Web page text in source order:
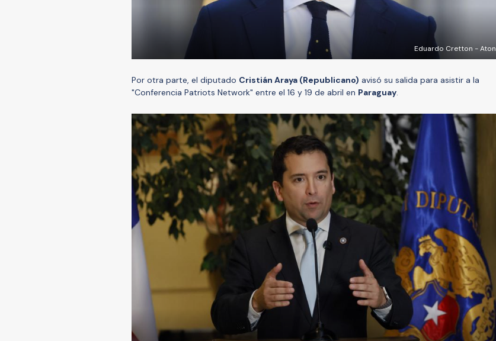
Eduardo Cretton - Aton
Por otra parte, el diputado Cristián Araya (Republicano) avisó su salida para asistir a la
"Conferencia Patriots Network" entre el 16 y 19 de abril en Paraguay.